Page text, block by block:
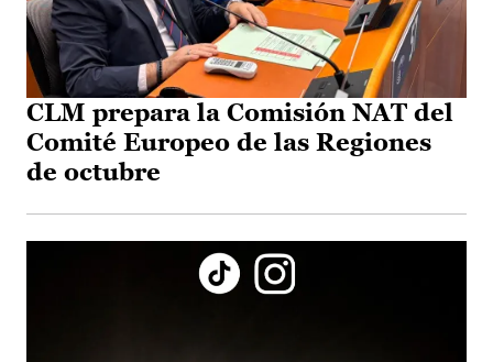
CLM prepara la Comisión NAT del
Comité Europeo de las Regiones
de octubre